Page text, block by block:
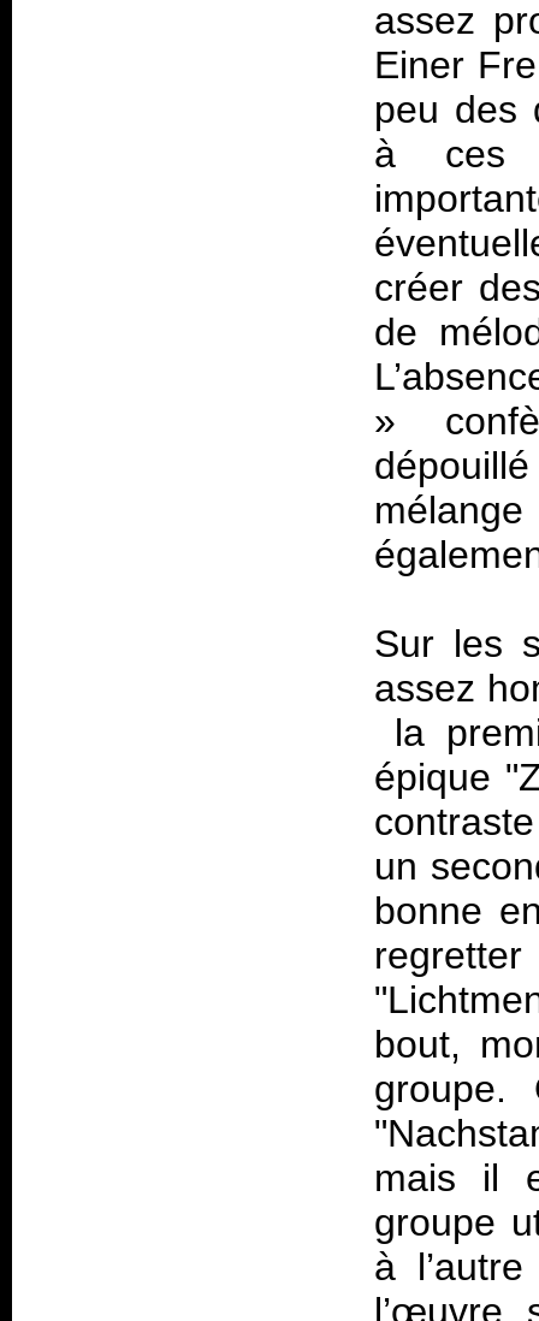
assez
Einer
peu des
à ces
créer
de
»
Sur les
assez
la
épique
un
bonne
regretter
bout,
groupe.
mais il
groupe
à
l’œuvre,